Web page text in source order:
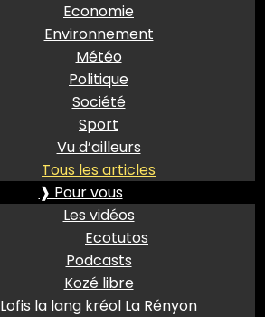
Economie
Environnement
Météo
Politique
Société
Sport
Vu d’ailleurs
Tous les articles
❱ Pour vous
Les vidéos
Ecotutos
Podcasts
Kozé libre
Lofis la lang kréol La Rényon